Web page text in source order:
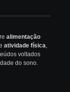
alimentação
atividade física,
voltados
do sono.